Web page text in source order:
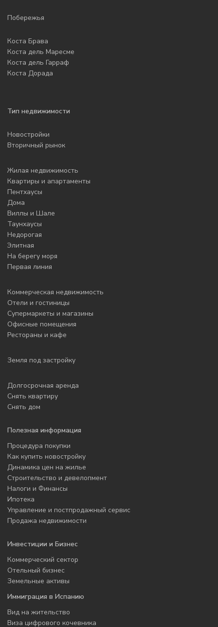
Побережья
Коста Брава
Коста дель Маресме
Коста дель Гарраф
Коста Дорада
Тип недвижимости
Новостройки
Вторичный рынок
Жилая недвижимость
Квартиры и апартаменты
Пентхаусы
Дома
Виллы и Шале
Таунхаусы
Недорогая
Элитная
На берегу моря
Первая линия
Коммерческая недвижимость
Отели и гостиницы
Супермаркеты и магазины
Офисные помещения
Рестораны и кафе
Земля под застройку
Долгосрочная аренда
Снять квартиру
Снять дом
Полезная информация
Процедура покупки
Как купить новостройку
Динамика цен на жилье
Строительство и девелопмент
Налоги и Финансы
Ипотека
Управление и постпродажный сервис
Продажа недвижимости
Инвестиции и Бизнес
Коммерческий сектор
Отельный бизнес
Земельные активы
Иммиграция в Испанию
Вид на жительство
Виза цифрового кочевника